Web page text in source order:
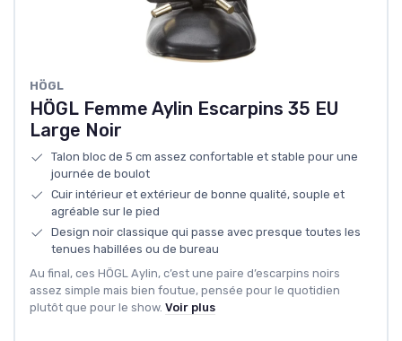
HÖGL
HÖGL Femme Aylin Escarpins 35 EU
Large Noir
Talon bloc de 5 cm assez confortable et stable pour une
journée de boulot
Cuir intérieur et extérieur de bonne qualité, souple et
agréable sur le pied
Design noir classique qui passe avec presque toutes les
tenues habillées ou de bureau
Au final, ces HÖGL Aylin, c’est une paire d’escarpins noirs
assez simple mais bien foutue, pensée pour le quotidien
plutôt que pour le show. Voir plus